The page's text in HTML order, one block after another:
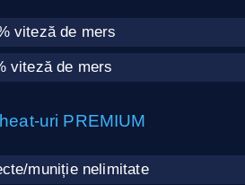
viteză de mers
viteză de mers
uri PREMIUM
muniție nelimitate